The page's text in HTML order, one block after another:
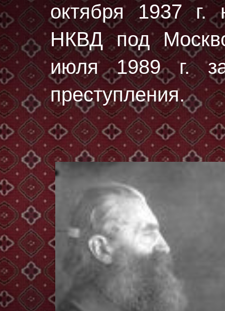
октября 1937 г.
НКВД под
июля 1989 г. за
преступления.